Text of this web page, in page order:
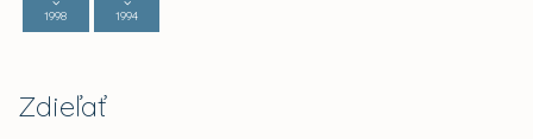
1998
1994
Zdieľať